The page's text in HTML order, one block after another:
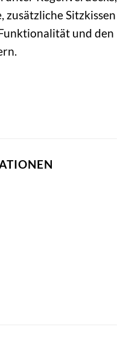
zusätzliche Sitzkissen
und den